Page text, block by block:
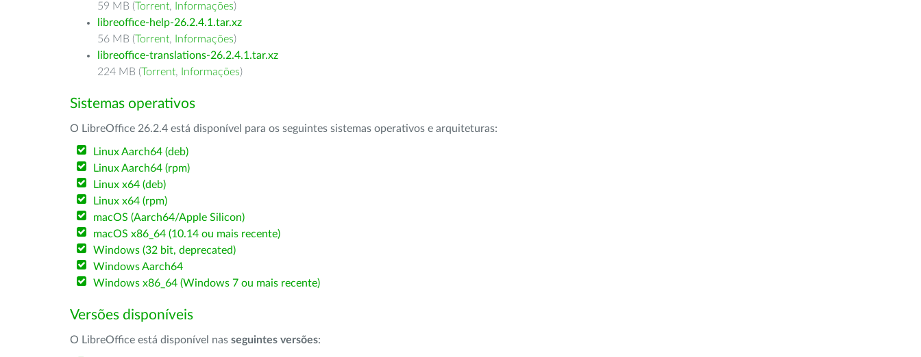
59 MB (Torrent, Informações)
libreoffice-help-26.2.4.1.tar.xz
56 MB (Torrent, Informações)
libreoffice-translations-26.2.4.1.tar.xz
224 MB (Torrent, Informações)
Sistemas operativos
O LibreOffice 26.2.4 está disponível para os seguintes sistemas operativos e arquiteturas:
Linux Aarch64 (deb)
Linux Aarch64 (rpm)
Linux x64 (deb)
Linux x64 (rpm)
macOS (Aarch64/Apple Silicon)
macOS x86_64 (10.14 ou mais recente)
Windows (32 bit, deprecated)
Windows Aarch64
Windows x86_64 (Windows 7 ou mais recente)
Versões disponíveis
O LibreOffice está disponível nas seguintes versões: